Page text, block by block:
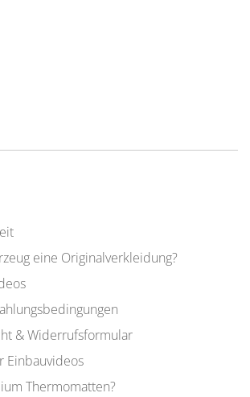
eine Originalverkleidung?
& Widerrufsformular
Einbauvideos
Thermomatten?